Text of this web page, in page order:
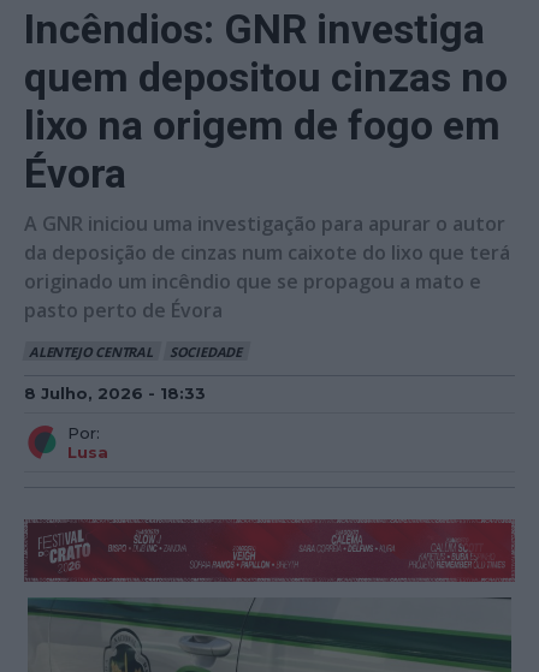
Incêndios: GNR investiga
quem depositou cinzas no
lixo na origem de fogo em
Évora
A GNR iniciou uma investigação para apurar o autor
da deposição de cinzas num caixote do lixo que terá
originado um incêndio que se propagou a mato e
pasto perto de Évora
ALENTEJO CENTRAL SOCIEDADE
8 Julho, 2026 - 18:33
Por:
Lusa